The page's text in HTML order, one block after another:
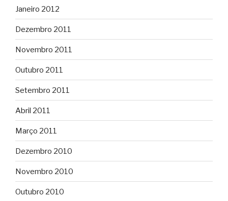
Janeiro 2012
Dezembro 2011
Novembro 2011
Outubro 2011
Setembro 2011
Abril 2011
Março 2011
Dezembro 2010
Novembro 2010
Outubro 2010